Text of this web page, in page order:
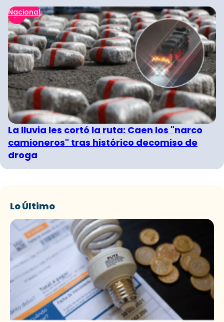
Nacional
La lluvia les cortó la ruta: Caen los "narco
camioneros" tras histórico decomiso de
droga
Lo Último